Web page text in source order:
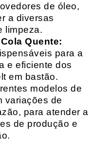
de óleo,
a diversas
limpeza.
Quente:
para a
e eficiente dos
em bastão.
modelos de
variações de
para atender a
de produção e